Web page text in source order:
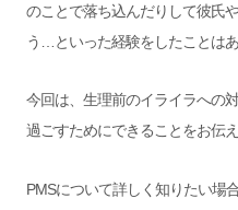
のことで落ち込んだりして彼氏
う…といった経験をしたことは
今回は、生理前のイライラへの
過ごすためにできることをお伝え
PMSについて詳しく知りたい場合